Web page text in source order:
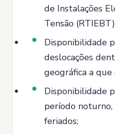
de Instalações
Tensão
Disponibilidade
deslocações
geográfica a que
Disponibilidade
período
feriados;